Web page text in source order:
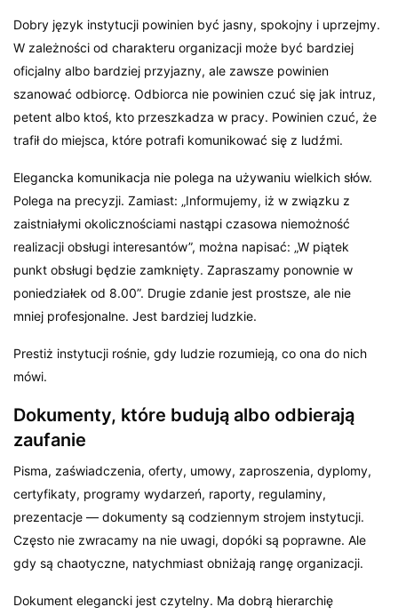
Dobry język instytucji powinien być jasny, spokojny i uprzejmy.
W zależności od charakteru organizacji może być bardziej
oficjalny albo bardziej przyjazny, ale zawsze powinien
szanować odbiorcę. Odbiorca nie powinien czuć się jak intruz,
petent albo ktoś, kto przeszkadza w pracy. Powinien czuć, że
trafił do miejsca, które potrafi komunikować się z ludźmi.
Elegancka komunikacja nie polega na używaniu wielkich słów.
Polega na precyzji. Zamiast: „Informujemy, iż w związku z
zaistniałymi okolicznościami nastąpi czasowa niemożność
realizacji obsługi interesantów”, można napisać: „W piątek
punkt obsługi będzie zamknięty. Zapraszamy ponownie w
poniedziałek od 8.00”. Drugie zdanie jest prostsze, ale nie
mniej profesjonalne. Jest bardziej ludzkie.
Prestiż instytucji rośnie, gdy ludzie rozumieją, co ona do nich
mówi.
Dokumenty, które budują albo odbierają
zaufanie
Pisma, zaświadczenia, oferty, umowy, zaproszenia, dyplomy,
certyfikaty, programy wydarzeń, raporty, regulaminy,
prezentacje — dokumenty są codziennym strojem instytucji.
Często nie zwracamy na nie uwagi, dopóki są poprawne. Ale
gdy są chaotyczne, natychmiast obniżają rangę organizacji.
Dokument elegancki jest czytelny. Ma dobrą hierarchię